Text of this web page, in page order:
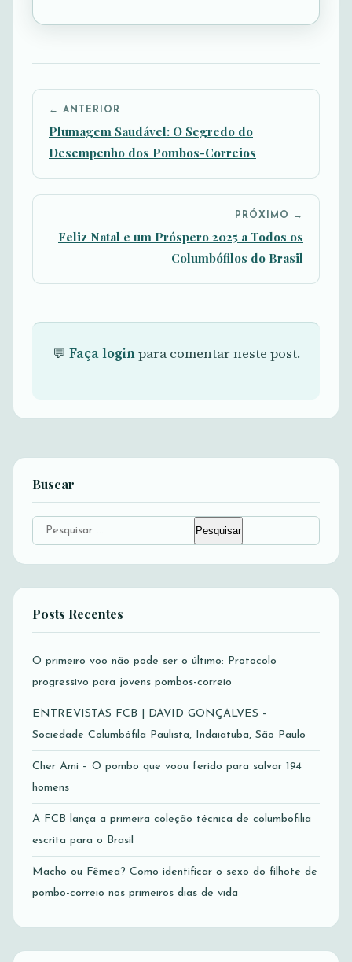
← ANTERIOR
Plumagem Saudável: O Segredo do
Desempenho dos Pombos-Correios
PRÓXIMO →
Feliz Natal e um Próspero 2025 a Todos os
Columbófilos do Brasil
💬 Faça loginpara comentar neste post.
Buscar
Pesquisar
por:
Posts Recentes
O primeiro voo não pode ser o último: Protocolo
progressivo para jovens pombos-correio
ENTREVISTAS FCB | DAVID GONÇALVES –
Sociedade Columbófila Paulista, Indaiatuba, São Paulo
Cher Ami – O pombo que voou ferido para salvar 194
homens
A FCB lança a primeira coleção técnica de columbofilia
escrita para o Brasil
Macho ou Fêmea? Como identificar o sexo do filhote de
pombo-correio nos primeiros dias de vida